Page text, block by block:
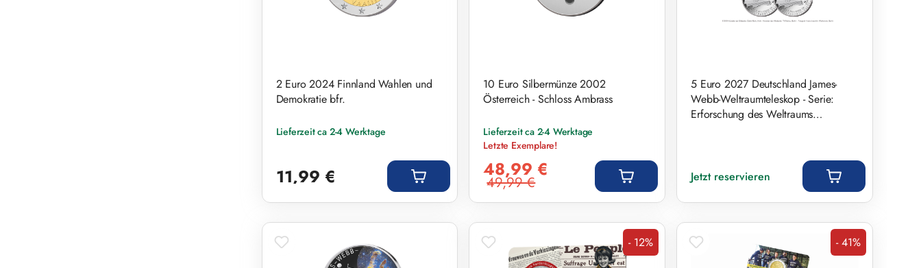
2 Euro 2024 Finnland Wahlen und
Demokratie bfr.
Lieferzeit ca 2-4 Werktage
11,99 €
10 Euro Silbermünze 2002
Österreich - Schloss Ambrass
Lieferzeit ca 2-4 Werktage
Letzte Exemplare!
48,99 €
Regulärer Preis:
49,99 €
5 Euro 2027 Deutschland James-
Webb-Weltraumteleskop - Serie:
Erforschung des Weltraums
Jetzt reservieren
Rabatt
- 12% Rabatt
- 41%